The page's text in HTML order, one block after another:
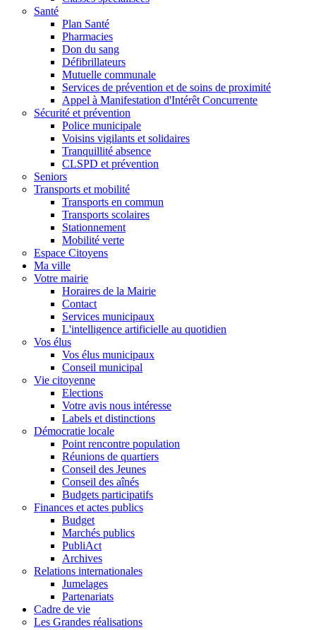
Santé
Plan Santé
Pharmacies
Don du sang
Défibrillateurs
Mutuelle communale
Services de prévention et de soins de proximité
Appel à Manifestation d'Intérêt Concurrente
Sécurité et prévention
Police municipale
Voisins vigilants et solidaires
Tranquillité absence
CLSPD et prévention
Seniors
Transports et mobilité
Transports en commun
Transports scolaires
Stationnement
Mobilité verte
Espace Citoyens
Ma ville
Votre mairie
Horaires de la Mairie
Contact
Services municipaux
L'intelligence artificielle au quotidien
Vos élus
Vos élus municipaux
Conseil municipal
Vie citoyenne
Elections
Votre avis nous intéresse
Labels et distinctions
Démocratie locale
Point rencontre population
Réunions de quartiers
Conseil des Jeunes
Conseil des aînés
Budgets participatifs
Finances et actes publics
Budget
Marchés publics
PubliAct
Archives
Relations internationales
Jumelages
Partenariats
Cadre de vie
Les Grandes réalisations